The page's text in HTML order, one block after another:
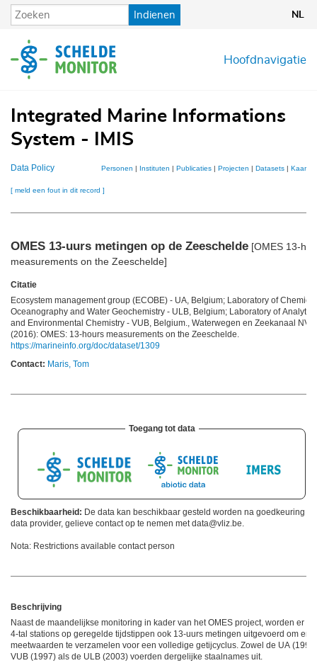
Overslaan
en
de
inhoud
Indienen NL
Hoofdnavigatie
Integrated Marine Informations
System - IMIS
Data Policy Personen | Instituten | Publicaties| Projecten | Datasets| Kaarten
[ meld een fout in dit record ]
OMES 13-uurs metingen op de Zeeschelde [OMES 13-
measurements on the Zeeschelde]
Citatie
Ecosystem management group (ECOBE) - UA, Belgium; Laboratory of Chemical
Oceanography and Water Geochemistry - ULB, Belgium; Laboratory of
and Environmental Chemistry - VUB, Belgium., Waterwegen en Zeekanaal NV;
(2016): OMES: 13-hours measurements on the Zeeschelde.
https://marineinfo.org/doc/dataset/1309
Contact: Maris, Tom
Toegang tot data
Beschikbaarheid: De data kan beschikbaar gesteld worden na goedkeuring
data provider, gelieve contact op te nemen met data@vliz.be.
Nota: Restrictions available contact person
Beschrijving
Naast de maandelijkse monitoring in kader van het OMES project, worden er
4-tal stations op geregelde tijdstippen ook 13-uurs metingen uitgevoerd om er
meetwaarden te verzamelen voor een volledige getijcyclus. Zowel de UA
VUB (1997) als de ULB (2003) voerden dergelijke staalnames uit.